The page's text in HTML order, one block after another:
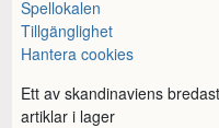
Spellokalen
Tillgänglighet
Hantera cookies
Ett av skandinaviens
artiklar i lager